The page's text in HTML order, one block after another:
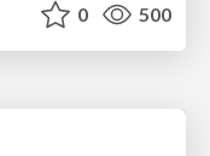
0 500